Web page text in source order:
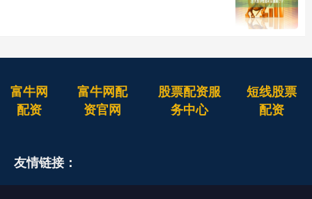
富牛网
配资
富牛网配
资官网
股票配资服
务中心
短线股票
配资
友情链接：